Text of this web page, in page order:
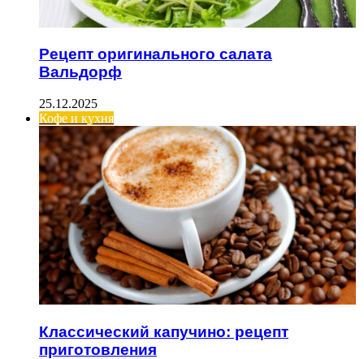
Рецепт оригинального салата
Вальдорф
25.12.2025
Кофе и кухня
Классический капучино: рецепт
приготовления